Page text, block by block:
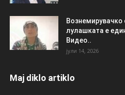
лулашката е
Видео..
јули 14, 2026
Maj diklo artiklo